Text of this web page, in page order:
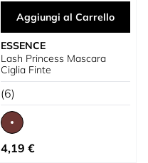
Aggiungi al Carrello
ESSENCE
Lash Princess Mascara
Ciglia Finte
(6)
A partire da
4,19 €